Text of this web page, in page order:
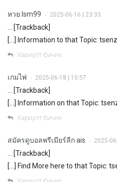
หวย lsm99 • 2025-06-16 | 23:33
… [Trackback]
[…] Information to that Topic:
Хариулт бичих
เกมไพ่ • 2025-06-18 | 10:57
… [Trackback]
[…] Information on that Topic:
Хариулт бичих
สมัครดูบอลพรีเมียร์ลีก ais • 2025-
… [Trackback]
[…] Find More here to that Topic: